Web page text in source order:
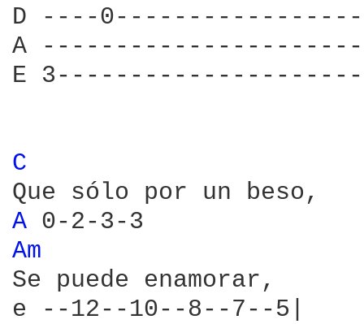
D ----
A
E
C
A
Am
Se puede enamorar,